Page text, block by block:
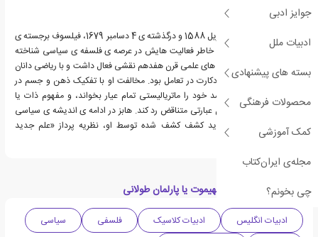
جوایز ادبی
ادبیات ملل
بسته های پیشنهادی
محصولات فرهنگی
کمک آموزشی
مجله‌ی ایران‌کتاب
چی بخونم؟
توماس هابز، زاده ی 5 آپریل 1588 و درگذشته ی 4 دسامبر 1679، فیلسوف برجسته ی
انگلیسی بود که بیشتر به خاطر فعالیت هایش در عرصه ی فلسفه ی سیاسی شناخته
می شود. هابز در پژوهش های علمی قرن هفدهم نقشی فعال داشت و با ریاضی دانان
هم عصر خویش از جمله دکارت در تعامل بود. مخالفت او با تفکیک ذهن و جسم در
دوگانگی دکارتی، باعث شد خود را ماتریالیستی تمام عیار بخواند، و مفهوم ذات یا
جوهر غیرمادی را به عنوان عبارتی متناقض رد کند. هابز در ادامه ی اندیشه ی سیاسی
ماکیاولی و در قلمرو جدید کشف کشف شده توسط او، نظریه پرداز «علم جدید
سیاست» بود.
دسته بندی های کتاب بهیموت یا پارلمان طولانی
ادبیات انگلیس ادبیات کلاسیک فلسفی
سیاسی